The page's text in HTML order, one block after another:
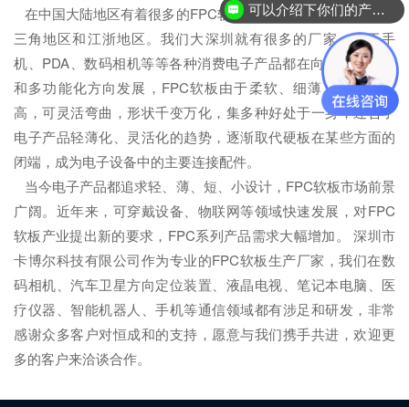
在中国大陆地区有着很多的FPC软板厂家，其中大多分布在珠
三角地区和江浙地区。我们大深圳就有很多的厂家。由于手
机、PDA、数码相机等等各种消费电子产品都在向更薄、更小
和多功能化方向发展，FPC软板由于柔软、细薄，引脚密度
高，可灵活弯曲，形状千变万化，集多种好处于一身，迎合了
电子产品轻薄化、灵活化的趋势，逐渐取代硬板在某些方面的
闭端，成为电子设备中的主要连接配件。
当今电子产品都追求轻、薄、短、小设计，FPC软板市场前景
广阔。近年来，可穿戴设备、物联网等领域快速发展，对FPC
软板产业提出新的要求，FPC系列产品需求大幅增加。 深圳市
卡博尔科技有限公司作为专业的FPC软板生产厂家，我们在数
码相机、汽车卫星方向定位装置、液晶电视、笔记本电脑、医
疗仪器、智能机器人、手机等通信领域都有涉足和研发，非常
感谢众多客户对恒成和的支持，愿意与我们携手共进，欢迎更
多的客户来洽谈合作。
可以介绍下你们的产品么？